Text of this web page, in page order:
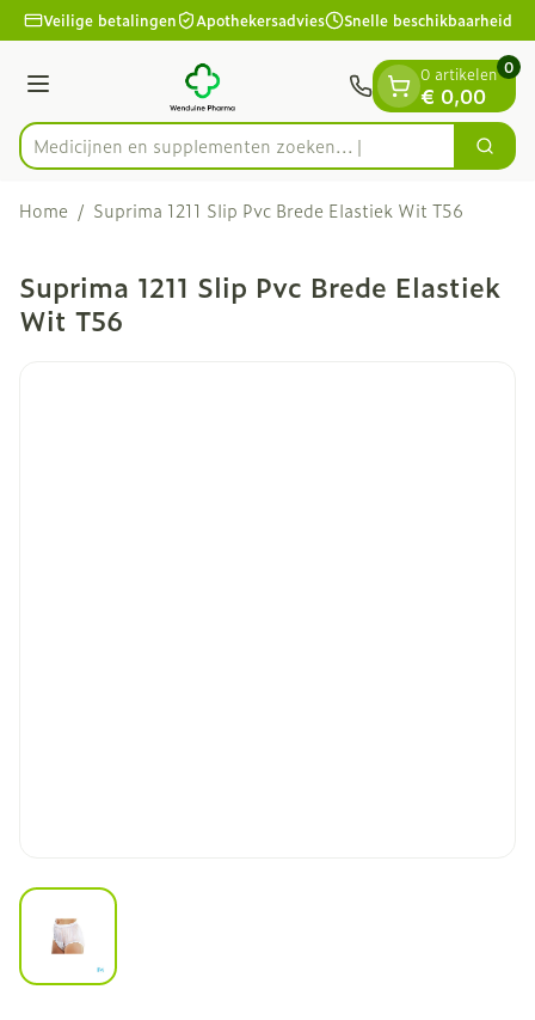
Ga naar de inhoud
1 van 1
Veilige betalingen Apothekersadvies Snelle beschikbaarheid
Menu
Product, merk, categorie...
Medicijnen en supplementen zoeken... Zoek
0 artikelen
€ 0,00
0
Home / Suprima 1211 Slip Pvc Brede Elastiek Wit T56
Suprima 1211 Slip Pvc Brede Elastiek
Wit T56
View larger image